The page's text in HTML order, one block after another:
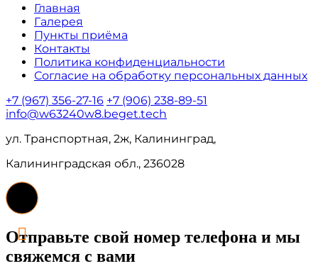
Главная
Галерея
Пункты приёма
Контакты
Политика конфиденциальности
Согласие на обработку персональных данных
+7 (967) 356-27-16 +7 (906) 238-89-51
info@w63240w8.beget.tech
ул. Транспортная, 2ж, Калининград,
Калининградская обл., 236028
Отправьте свой номер телефона и мы
свяжемся с вами